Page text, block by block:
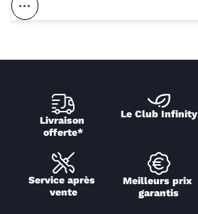
Voir Ce Magasin Sur La Carte
Livraison
offerte*
Le Club Infinity
Service après
vente
Meilleurs prix
garantis